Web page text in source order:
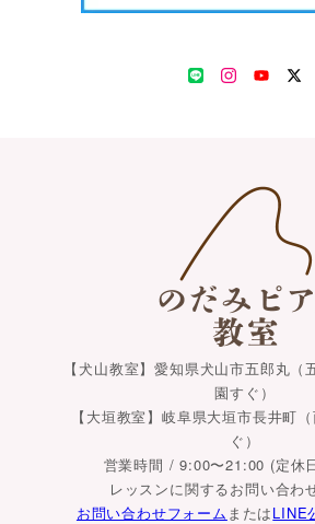
LINEInstagram
【犬山教室】愛知県犬山市五郎丸（
園すぐ）
【大垣教室】岐阜県大垣市長井町
ぐ）
営業時間 / 9:00〜21:00 (定休
レッスンに関するお問い合わ
お問い合わせフォーム またはLINE